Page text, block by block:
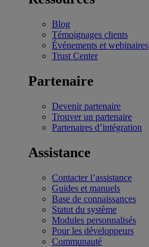
Blog
Témoignages clients
Événements et webinaires
Trust Center
Partenaire
Devenir partenaire
Trouver un partenaire
Partenaires d’intégration
Assistance
Contacter l’assistance
Guides et manuels
Base de connaissances
Statut du système
Modules personnalisés
Pour les développeurs
Communauté